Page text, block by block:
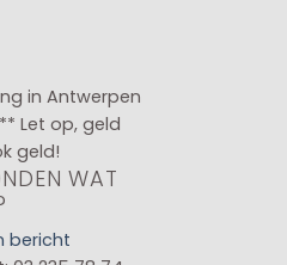
in Antwerpen
Let op, geld
geld!
WAT
bericht